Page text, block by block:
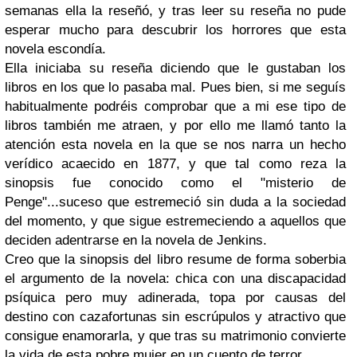
semanas ella la reseñó, y tras leer su reseña no pude
esperar mucho para descubrir los horrores que esta
novela escondía.
Ella iniciaba su reseña diciendo que le gustaban los
libros en los que lo pasaba mal. Pues bien, si me seguís
habitualmente podréis comprobar que a mi ese tipo de
libros también me atraen, y por ello me llamó tanto la
atención esta novela en la que se nos narra un hecho
verídico acaecido en 1877, y que tal como reza la
sinopsis fue conocido como el "misterio de
Penge"...suceso que estremeció sin duda a la sociedad
del momento, y que sigue estremeciendo a aquellos que
deciden adentrarse en la novela de Jenkins.
Creo que la sinopsis del libro resume de forma soberbia
el argumento de la novela: chica con una discapacidad
psíquica pero muy adinerada, topa por causas del
destino con cazafortunas sin escrúpulos y atractivo que
consigue enamorarla, y que tras su matrimonio convierte